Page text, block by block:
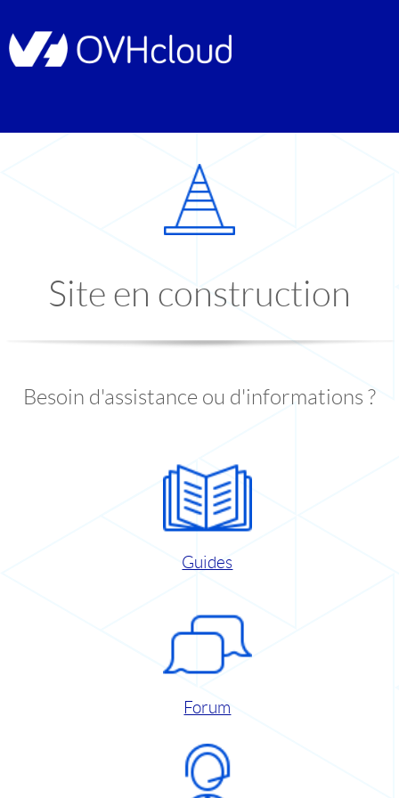
Site en construction
Besoin d'assistance ou d'informations ?
Guides
Forum